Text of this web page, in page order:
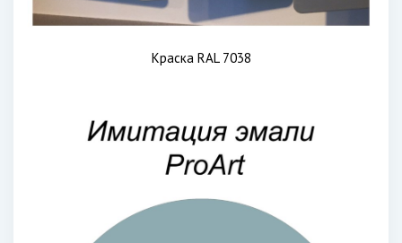
Краска RAL 7038